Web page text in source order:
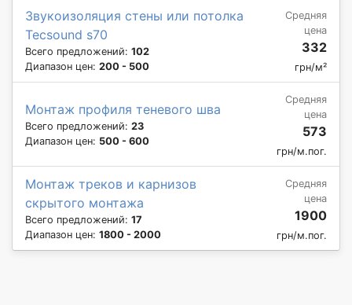
Звукоизоляция стены или потолка
Tecsound s70
Всего предложений: 102
Диапазон цен: 200 - 500
Средняя
цена
332
грн/м²
Монтаж профиля теневого шва
Всего предложений: 23
Диапазон цен: 500 - 600
Средняя
цена
573
грн/м.пог.
Монтаж треков и карнизов
скрытого монтажа
Всего предложений: 17
Диапазон цен: 1800 - 2000
Средняя
цена
1900
грн/м.пог.